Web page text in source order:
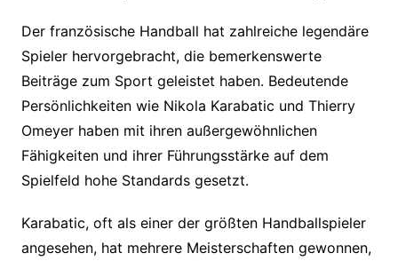
Der französische Handball hat zahlreiche legendäre
Spieler hervorgebracht, die bemerkenswerte
Beiträge zum Sport geleistet haben. Bedeutende
Persönlichkeiten wie Nikola Karabatic und Thierry
Omeyer haben mit ihren außergewöhnlichen
Fähigkeiten und ihrer Führungsstärke auf dem
Spielfeld hohe Standards gesetzt.
Karabatic, oft als einer der größten Handballspieler
angesehen, hat mehrere Meisterschaften gewonnen,